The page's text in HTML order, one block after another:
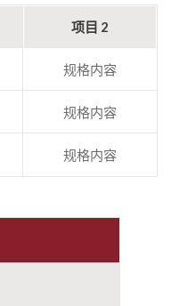
项目 2
规格内容
规格内容
规格内容